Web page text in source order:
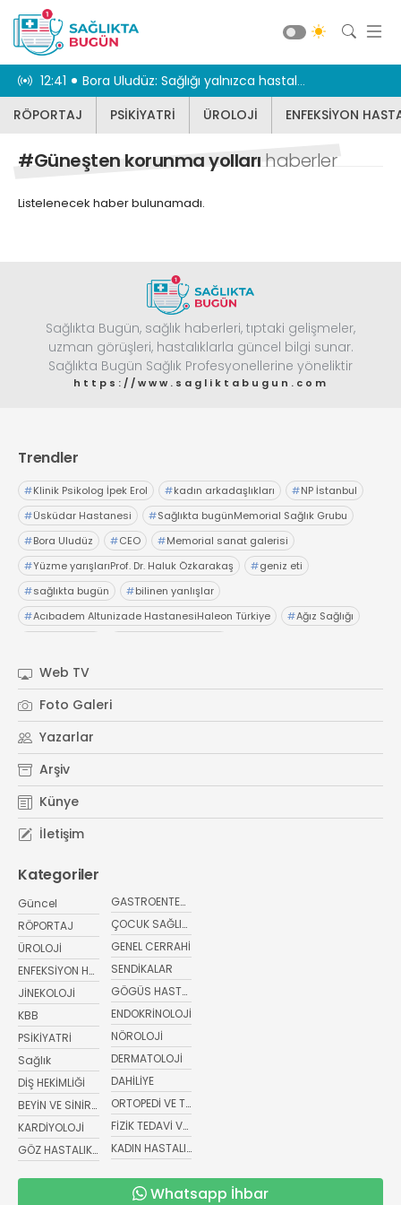
12:41 Bora Uludüz: Sağlığı yalnızca hastalıkların tedavisiyle sınırlı görmüyoruz
RÖPORTAJ
PSİKİYATRİ ÜROLOJİ ENFEKSİYON
#Güneşten korunma yolları haberler
Listelenecek haber bulunamadı.
Sağlıkta Bugün, sağlık haberleri, tıptaki gelişmeler,
uzman görüşleri, hastalıklarla güncel bilgi sunar.
Sağlıkta Bugün Sağlık Profesyonellerine yöneliktir
https://www.sagliktabugun.com
Trendler
#Klinik Psikolog İpek Erol #kadın arkadaşlıkları #NP İstanbul
#Üsküdar Hastanesi #Sağlıkta bugünMemorial Sağlık Grubu
#Bora Uludüz #CEO #Memorial sanat galerisi
#Yüzme yarışlarıProf. Dr. Haluk Özkarakaş #geniz eti
#sağlıkta bugün #bilinen yanlışlar
#Acıbadem Altunizade HastanesiHaleon Türkiye #Ağız Sağlığı
# Kristin Aslaner ArasUzm. Dyt. Büşra Şen
#Memorial Ataşehir Hastanesi
# yaz ayları kritik öneri
Web TV
Foto Galeri
Yazarlar
Arşiv
Künye
İletişim
Kategoriler
Güncel
RÖPORTAJ
ÜROLOJİ
ENFEKSİYON HASTALIKLARI
JİNEKOLOJİ
KBB
PSİKİYATRİ
Sağlık
DİŞ HEKİMLİĞİ
BEYİN VE SİNİR CERRAHİSİ
KARDİYOLOJİ
GÖZ HASTALIKLARI
GASTROENTEROLOJİ
ÇOCUK SAĞLIĞI VE HASTALIKLARI
GENEL CERRAHİ
SENDİKALAR
GÖGÜS HASTALIKLARI
ENDOKRİNOLOJİ
NÖROLOJİ
DERMATOLOJİ
DAHİLİYE
ORTOPEDİ VE TRAVMATOLOJİ
FİZİK TEDAVİ VE REHABİLİTASYON
KADIN HASTALIKLARI VE DOĞUM
Whatsapp İhbar
RÖPORTAJ
ENFEKSİYON HASTALIKLARI
KBB
DİĞER
DİŞ HEKİMLİĞİ
BEYİN VE SİNİR CERRAHİSİ
KARDİYOLOJİ
ÇOCUK SAĞLIĞI VE HASTALIKLARI
GENEL CERRAHİ
SENDİKALAR
GÖGÜS HASTALIKLARI
DERMATOLOJİ
DAHİLİYE
FİZİK TEDAVİ VE REHABİLİTASYON
KADIN HASTALIKLARI VE DOĞUM
Güncel